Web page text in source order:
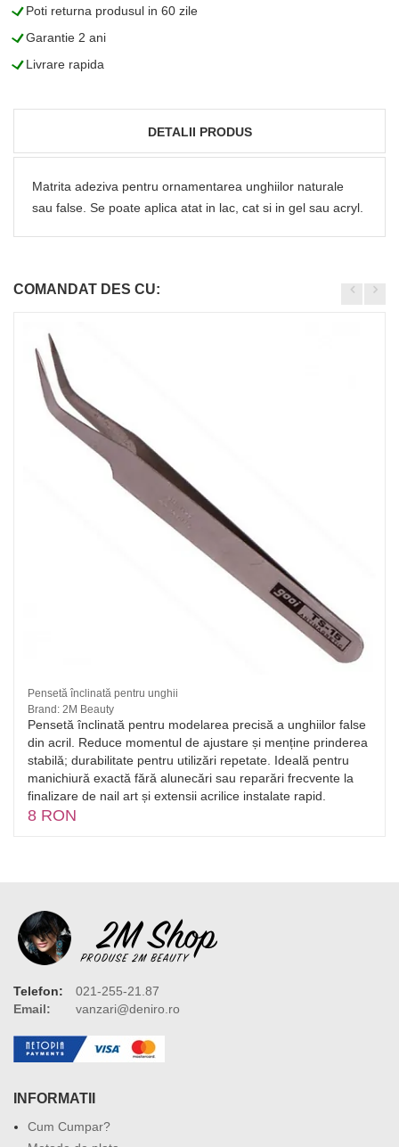
LPoti returna produsul in 60 zile
LGarantie 2 ani
LLivrare rapida
DETALII PRODUS
Matrita adeziva pentru ornamentarea unghiilor naturale
sau false. Se poate aplica atat in lac, cat si in gel sau acryl.
COMANDAT DES CU:
Pensetă înclinată pentru unghii
Brand: 2M Beauty
Pensetă înclinată pentru modelarea precisă a unghiilor false
din acril. Reduce momentul de ajustare și menține prinderea
stabilă; durabilitate pentru utilizări repetate. Ideală pentru
manichiură exactă fără alunecări sau reparări frecvente la
finalizare de nail art și extensii acrilice instalate rapid.
8 RON
Telefon:
021-255-21.87
Email:
vanzari@deniro.ro
INFORMATII
Cum Cumpar?